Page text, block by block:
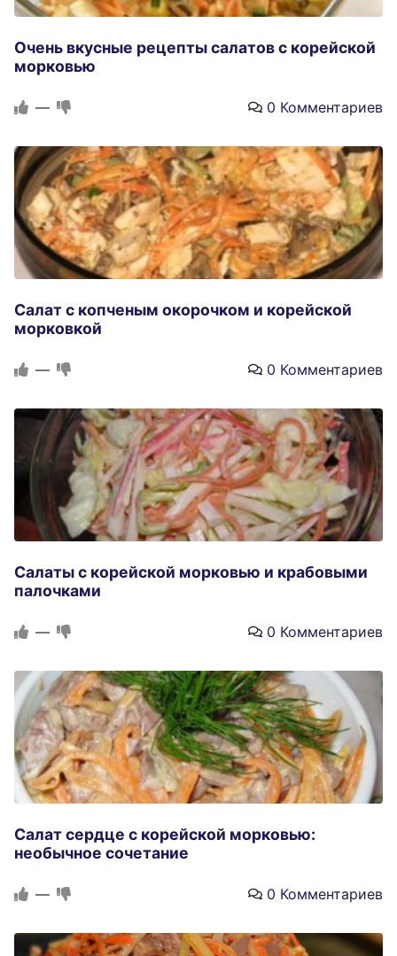
Очень вкусные рецепты салатов с корейской
морковью
— 0 Комментариев
Салат с копченым окорочком и корейской
морковкой
— 0 Комментариев
Салаты с корейской морковью и крабовыми
палочками
— 0 Комментариев
Салат сердце с корейской морковью:
необычное сочетание
— 0 Комментариев